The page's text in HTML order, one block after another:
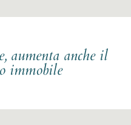
aumenta anche il
immobile